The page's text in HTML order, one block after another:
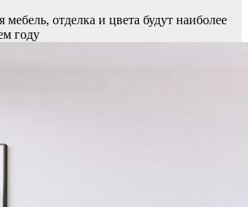
мебель, отделка и цвета будут наиболее
году